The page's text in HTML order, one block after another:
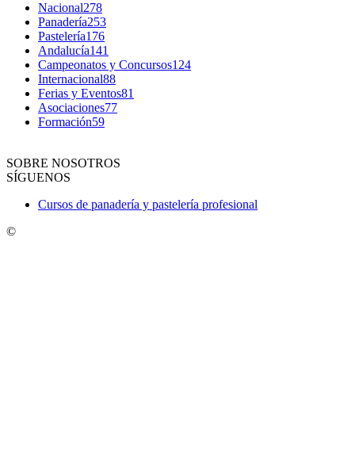
Nacional278
Panadería253
Pastelería176
Andalucía141
Campeonatos y Concursos124
Internacional88
Ferias y Eventos81
Asociaciones77
Formación59
SOBRE NOSOTROS
SÍGUENOS
Cursos de panadería y pastelería profesional
©